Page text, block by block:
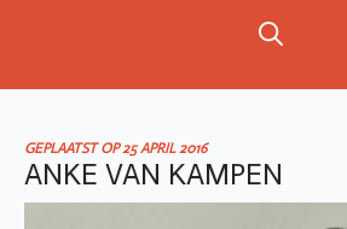
GEPLAATST OP 25 APRIL 2016
ANKE VAN KAMPEN